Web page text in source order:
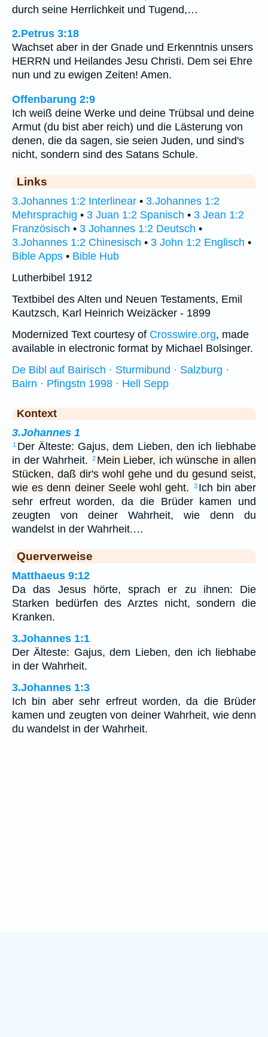
durch seine Herrlichkeit und Tugend,…
2.Petrus 3:18
Wachset aber in der Gnade und Erkenntnis unsers
HERRN und Heilandes Jesu Christi. Dem sei Ehre
nun und zu ewigen Zeiten! Amen.
Offenbarung 2:9
Ich weiß deine Werke und deine Trübsal und deine
Armut (du bist aber reich) und die Lästerung von
denen, die da sagen, sie seien Juden, und sind's
nicht, sondern sind des Satans Schule.
Links
3.Johannes 1:2 Interlinear • 3.Johannes 1:2
Mehrsprachig • 3 Juan 1:2 Spanisch • 3 Jean 1:2
Französisch • 3 Johannes 1:2 Deutsch •
3.Johannes 1:2 Chinesisch • 3 John 1:2 Englisch •
Bible Apps • Bible Hub
Lutherbibel 1912
Textbibel des Alten und Neuen Testaments, Emil
Kautzsch, Karl Heinrich Weizäcker - 1899
Modernized Text courtesy of Crosswire.org, made
available in electronic format by Michael Bolsinger.
De Bibl auf Bairisch · Sturmibund · Salzburg ·
Bairn · Pfingstn 1998 · Hell Sepp
Kontext
3.Johannes 1
1 Der Älteste: Gajus, dem Lieben, den ich liebhabe
in der Wahrheit.
2 Mein Lieber, ich wünsche in allen
Stücken, daß dir's wohl gehe und du gesund seist,
wie es denn deiner Seele wohl geht.
3 Ich bin aber
sehr erfreut worden, da die Brüder kamen und
zeugten von deiner Wahrheit, wie denn du
wandelst in der Wahrheit.…
Querverweise
Matthaeus 9:12
Da das Jesus hörte, sprach er zu ihnen: Die
Starken bedürfen des Arztes nicht, sondern die
Kranken.
3.Johannes 1:1
Der Älteste: Gajus, dem Lieben, den ich liebhabe
in der Wahrheit.
3.Johannes 1:3
Ich bin aber sehr erfreut worden, da die Brüder
kamen und zeugten von deiner Wahrheit, wie denn
du wandelst in der Wahrheit.